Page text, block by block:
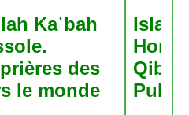
Kaʿbah
des
le monde
Pubs